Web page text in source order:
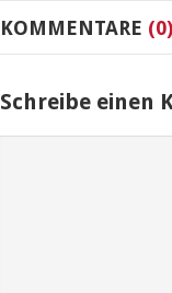
KOMMENTARE (0)
Schreibe einen